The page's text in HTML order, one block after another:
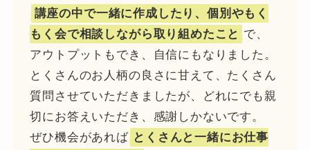
講座の中で一緒に作成したり、個別やもく
もく会で相談しながら取り組めたこと で、
アウトプットもでき、自信にもなりました。
とくさんのお人柄の良さに甘えて、たくさん
質問させていただきましたが、どれにでも親
切にお答えいただき、感謝しかないです。
ぜひ機会があれば とくさんと一緒にお仕事